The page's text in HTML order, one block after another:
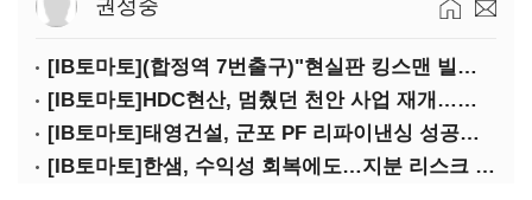
권성중
[IB토마토](합정역 7번출구)"현실판 킹스맨 빌런?"…일론 머스크의 양면성
[IB토마토]HDC현산, 멈췄던 천안 사업 재개…우발채무 부담 줄인다
[IB토마토]태영건설, 군포 PF 리파이낸싱 성공…후속사업 '청신호'
[IB토마토]한샘, 수익성 회복에도…지분 리스크 덮친다